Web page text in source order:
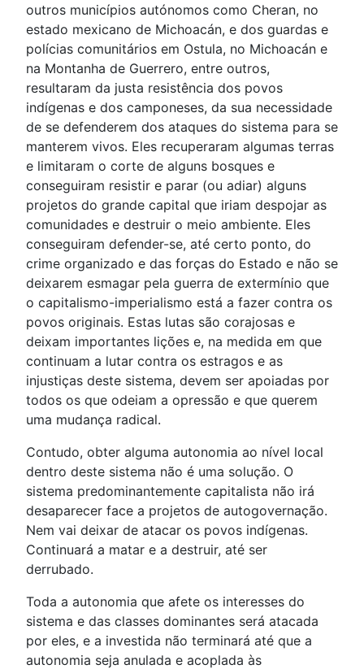
outros municípios autónomos como Cheran, no
estado mexicano de Michoacán, e dos guardas e
polícias comunitários em Ostula, no Michoacán e
na Montanha de Guerrero, entre outros,
resultaram da justa resistência dos povos
indígenas e dos camponeses, da sua necessidade
de se defenderem dos ataques do sistema para se
manterem vivos. Eles recuperaram algumas terras
e limitaram o corte de alguns bosques e
conseguiram resistir e parar (ou adiar) alguns
projetos do grande capital que iriam despojar as
comunidades e destruir o meio ambiente. Eles
conseguiram defender-se, até certo ponto, do
crime organizado e das forças do Estado e não se
deixarem esmagar pela guerra de extermínio que
o capitalismo-imperialismo está a fazer contra os
povos originais. Estas lutas são corajosas e
deixam importantes lições e, na medida em que
continuam a lutar contra os estragos e as
injustiças deste sistema, devem ser apoiadas por
todos os que odeiam a opressão e que querem
uma mudança radical.
Contudo, obter alguma autonomia ao nível local
dentro deste sistema não é uma solução. O
sistema predominantemente capitalista não irá
desaparecer face a projetos de autogovernação.
Nem vai deixar de atacar os povos indígenas.
Continuará a matar e a destruir, até ser
derrubado.
Toda a autonomia que afete os interesses do
sistema e das classes dominantes será atacada
por eles, e a investida não terminará até que a
autonomia seja anulada e acoplada às